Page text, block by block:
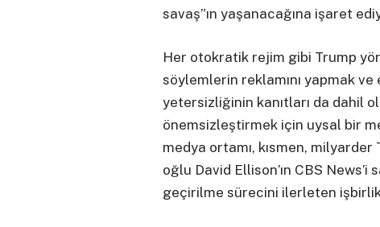
savaş”ın yaşanacağına işaret
Her otokratik rejim gibi Trump
söylemlerin reklamını yapmak
yetersizliğinin kanıtları da dahil
önemsizleştirmek için uysal bir
medya ortamı, kısmen,
oğlu David Ellison’ın CBS News’i
geçirilme sürecini ilerleten